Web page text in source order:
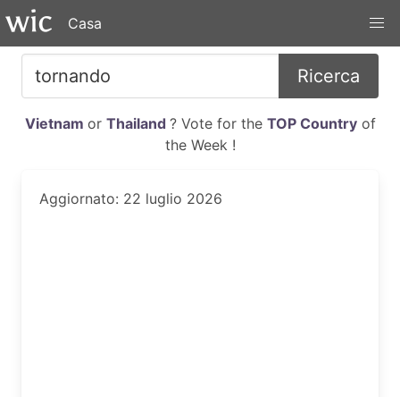
Casa
Ricerca
Vietnam or Thailand ? Vote for the TOP Countryof
the Week !
Aggiornato: 22 luglio 2026